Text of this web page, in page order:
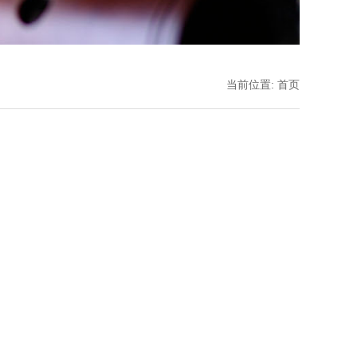
当前位置: 首页